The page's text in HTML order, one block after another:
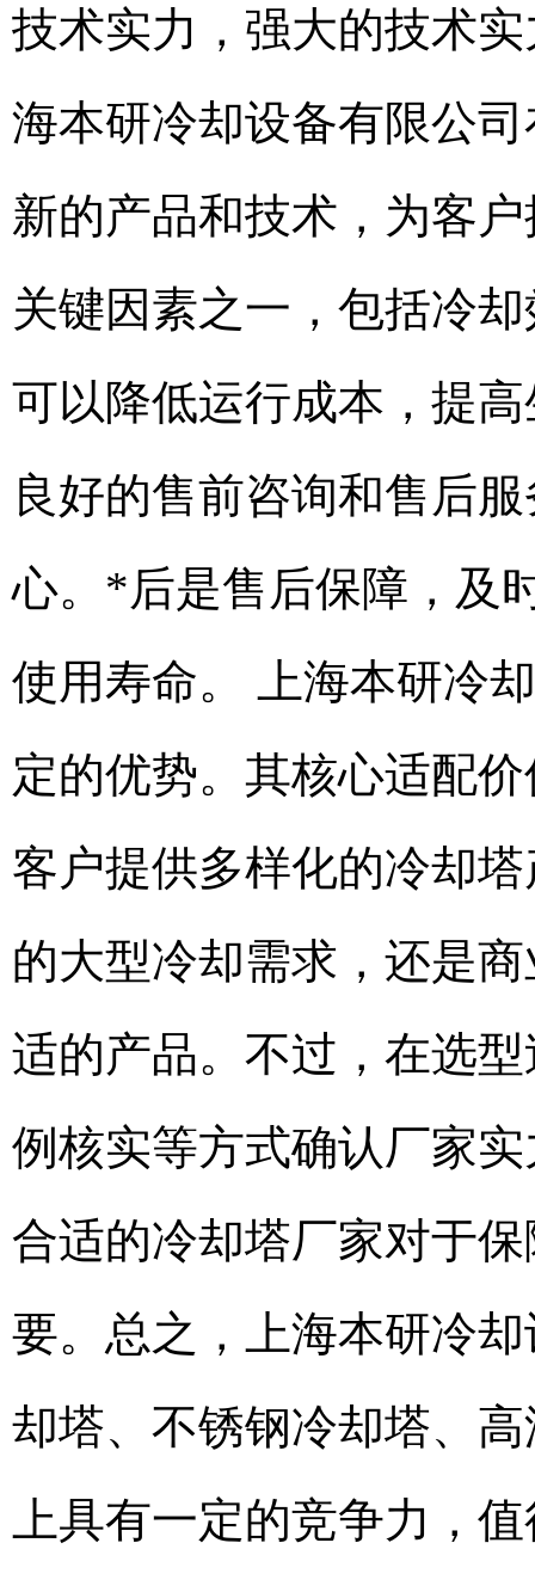
技术实力，强大的技术
海本研冷却设备有限公
新的产品和技术，为客
关键因素之一，包括冷
可以降低运行成本，提
良好的售前咨询和售后
心。*后是售后保障，及
使用寿命。 上海本研冷
定的优势。其核心适配
客户提供多样化的冷却
的大型冷却需求，还是
适的产品。不过，在选
例核实等方式确认厂家
合适的冷却塔厂家对于
要。总之，上海本研冷
却塔、不锈钢冷却塔、
上具有一定的竞争力，